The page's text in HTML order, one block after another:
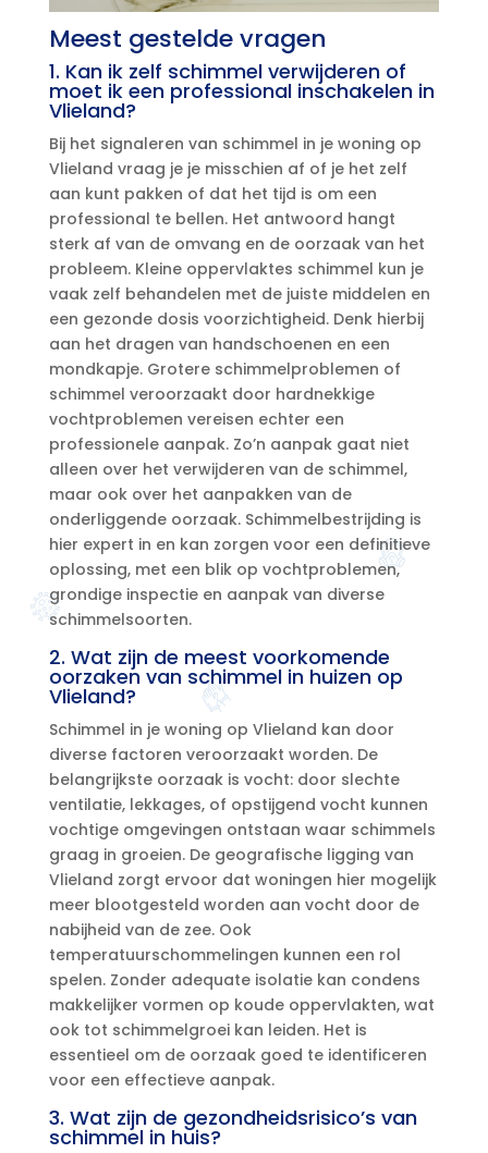
Meest gestelde vragen
1.​ Kan ik zelf schimmel verwijderen of
moet ik een professional inschakelen in
Vlieland?
Bij het signaleren van schimmel in je woning op
Vlieland vraag je je misschien af of je het zelf
aan kunt pakken of dat het tijd is om een
professional te bellen.​ Het antwoord hangt
sterk af van de omvang en de oorzaak van het
probleem.​ Kleine oppervlaktes schimmel kun je
vaak zelf behandelen met de juiste middelen en
een gezonde dosis voorzichtigheid.​ Denk hierbij
aan het dragen van handschoenen en een
mondkapje.​ Grotere schimmelproblemen of
schimmel veroorzaakt door hardnekkige
vochtproblemen vereisen echter een
professionele aanpak.​ Zo’n aanpak gaat niet
alleen over het verwijderen van de schimmel,
maar ook over het aanpakken van de
onderliggende oorzaak.​ Schimmelbestrijding is
hier expert in en kan zorgen voor een definitieve
oplossing, met een blik op vochtproblemen,
grondige inspectie en aanpak van diverse
schimmelsoorten.​
2.​ Wat zijn de meest voorkomende
oorzaken van schimmel in huizen op
Vlieland?
Schimmel in je woning op Vlieland kan door
diverse factoren veroorzaakt worden.​ De
belangrijkste oorzaak is vocht: door slechte
ventilatie, lekkages, of opstijgend vocht kunnen
vochtige omgevingen ontstaan waar schimmels
graag in groeien.​ De geografische ligging van
Vlieland zorgt ervoor dat woningen hier mogelijk
meer blootgesteld worden aan vocht door de
nabijheid van de zee.​ Ook
temperatuurschommelingen kunnen een rol
spelen.​ Zonder adequate isolatie kan condens
makkelijker vormen op koude oppervlakten, wat
ook tot schimmelgroei kan leiden.​ Het is
essentieel om de oorzaak goed te identificeren
voor een effectieve aanpak.​
3.​ Wat zijn de gezondheidsrisico’s van
schimmel in huis?